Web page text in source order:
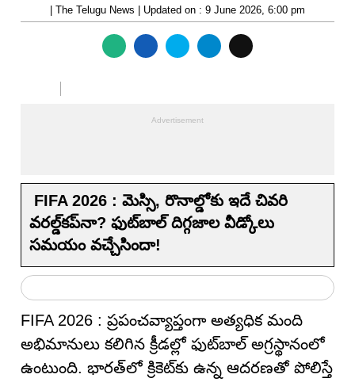
| The Telugu News | Updated on : 9 June 2026, 6:00 pm
FIFA 2026 : మెస్సి, రొనాల్డోకు ఇదే చివరి
వరల్డ్‌కప్‌నా? ఫుట్‌బాల్ దిగ్గజాల వీడ్కోలు
సమయం వచ్చేసిందా!
FIFA 2026 : ప్రపంచవ్యాప్తంగా అత్యధిక మంది
అభిమానులు కలిగిన క్రీడల్లో ఫుట్‌బాల్ అగ్రస్థానంలో
ఉంటుంది. భారత్‌లో క్రికెట్‌కు ఉన్న ఆదరణతో పోలిస్తే